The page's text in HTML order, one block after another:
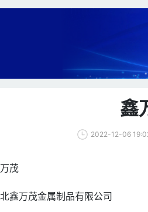
鑫
2022-12-06
茂
鑫万茂金属制品有限公司